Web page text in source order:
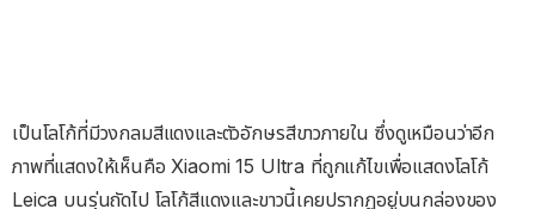
เป็นโลโก้ที่มีวงกลมสีแดงและตัวอักษรสีขาวภายใน ซึ่งดูเหมือนว่าอีก
ภาพที่แสดงให้เห็นคือ Xiaomi 15 Ultra ที่ถูกแก้ไขเพื่อแสดงโลโก้
Leica บนรุ่นถัดไป โลโก้สีแดงและขาวนี้เคยปรากฏอยู่บนกล่องของ